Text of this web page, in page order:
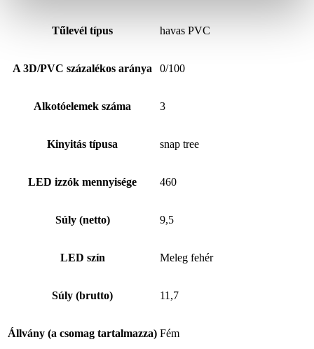
Tűlevél típus havas PVC
A 3D/PVC százalékos aránya 0/100
Alkotóelemek száma 3
Kinyitás típusa snap tree
LED izzók mennyisége 460
Súly (netto) 9,5
LED szín Meleg fehér
Súly (brutto) 11,7
Állvány (a csomag tartalmazza) Fém